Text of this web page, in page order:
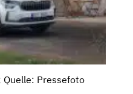
Pressefoto